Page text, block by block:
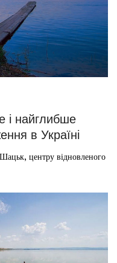
і найглибше
в Україні
центру відновленого